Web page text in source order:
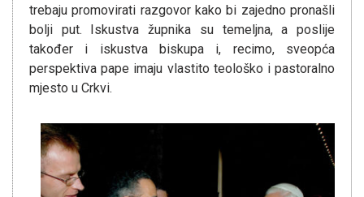
trebaju promovirati razgovor kako bi zajedno pronašli
bolji put. Iskustva župnika su temeljna, a poslije
također i iskustva biskupa i, recimo, sveopća
perspektiva pape imaju vlastito teološko i pastoralno
mjesto u Crkvi.